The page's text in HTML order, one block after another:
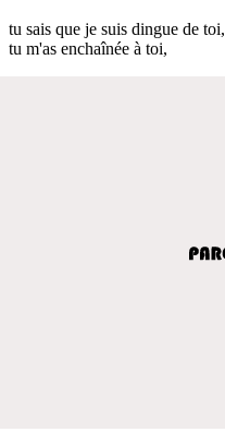
tu sais que je suis dingue de toi,
tu m'as enchaînée à toi,